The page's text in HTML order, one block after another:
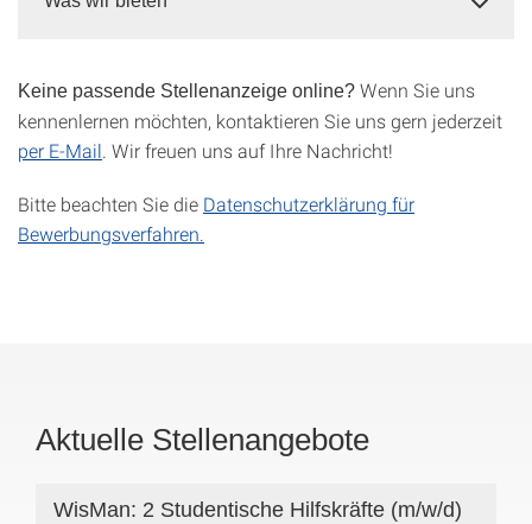
Keine passende Stellenanzeige online? Wenn Sie uns
kennenlernen möchten, kontaktieren Sie uns gern jederzeit
per E-Mail . Wir freuen uns auf Ihre Nachricht!
Bitte beachten Sie die Datenschutzerklärung für
Bewerbungsverfahren.
Aktuelle Stellenangebote
WisMan: 2 Studentische Hilfskräfte (m/w/d)